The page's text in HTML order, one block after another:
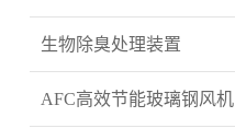
生物除臭处理装置
AFC高效节能玻璃钢风机